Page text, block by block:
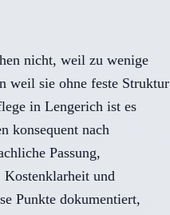
nicht, weil zu wenige
weil sie ohne feste Struktur
in Lengerich ist es
konsequent nach
Passung,
und
Punkte dokumentiert,